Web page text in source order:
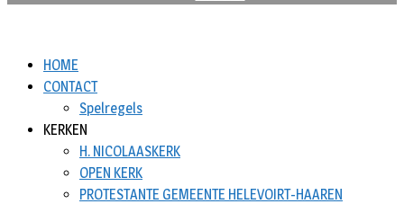
HOME
CONTACT
Spelregels
KERKEN
H. NICOLAASKERK
OPEN KERK
PROTESTANTE GEMEENTE HELEVOIRT-HAAREN